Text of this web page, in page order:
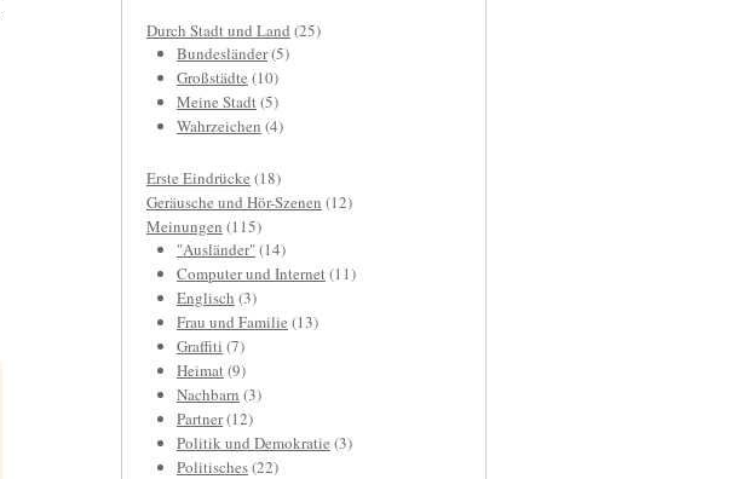
Durch Stadt und Land (25)
Bundesländer(5)
Großstädte (10)
Meine Stadt(5)
Wahrzeichen (4)
Erste Eindrücke (18)
Geräusche und Hör-Szenen (12)
Meinungen (115)
"Ausländer"(14)
Computer und Internet(11)
Englisch (3)
Frau und Familie (13)
Graffiti (7)
Heimat(9)
Nachbarn (3)
Partner(12)
Politik und Demokratie (3)
Politisches(22)